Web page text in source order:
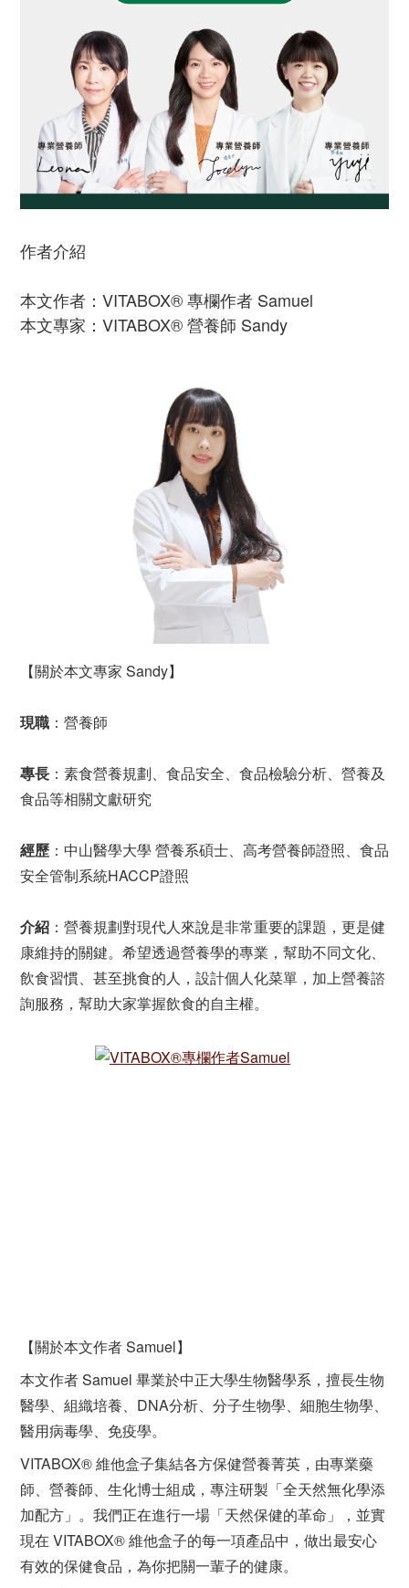
作者介紹
本文作者：VITABOX® 專欄作者 Samuel
本文專家：VITABOX® 營養師 Sandy
【關於本文專家 Sandy】
現職 ：營養師
專長 ：素食營養規劃、食品安全、食品檢驗分析、營養及
食品等相關文獻研究
經歷 ：中山醫學大學 營養系碩士、高考營養師證照、食品
安全管制系統HACCP證照
介紹 ：營養規劃對現代人來說是非常重要的課題，更是健
康維持的關鍵。希望透過營養學的專業，幫助不同文化、
飲食習慣、甚至挑食的人，設計個人化菜單，加上營養諮
詢服務，幫助大家掌握飲食的自主權。
【關於本文作者 Samuel】
本文作者 Samuel 畢業於中正大學生物醫學系，擅長生物
醫學、組織培養、DNA分析、分子生物學、細胞生物學、
醫用病毒學、免疫學。
VITABOX® 維他盒子集結各方保健營養菁英，由專業藥
師、營養師、生化博士組成，專注研製「全天然無化學添
加配方」。我們正在進行一場「天然保健的革命」，並實
現在 VITABOX® 維他盒子的每一項產品中，做出最安心
有效的保健食品，為你把關一輩子的健康。